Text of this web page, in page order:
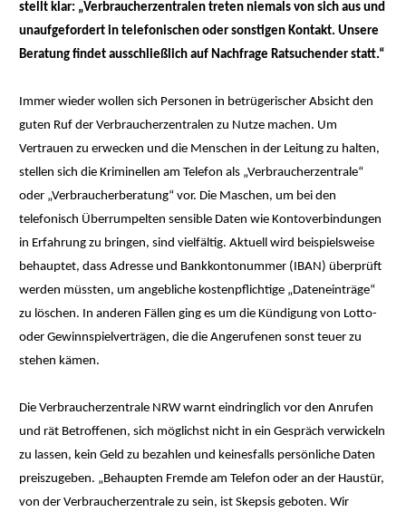
stellt klar: „Verbraucherzentralen treten niemals von sich aus und
unaufgefordert in telefonischen oder sonstigen Kontakt. Unsere
Beratung findet ausschließlich auf Nachfrage Ratsuchender statt.“
Immer wieder wollen sich Personen in betrügerischer Absicht den
guten Ruf der Verbraucherzentralen zu Nutze machen. Um
Vertrauen zu erwecken und die Menschen in der Leitung zu halten,
stellen sich die Kriminellen am Telefon als „Verbraucherzentrale“
oder „Verbraucherberatung“ vor. Die Maschen, um bei den
telefonisch Überrumpelten sensible Daten wie Kontoverbindungen
in Erfahrung zu bringen, sind vielfältig. Aktuell wird beispielsweise
behauptet, dass Adresse und Bankkontonummer (IBAN) überprüft
werden müssten, um angebliche kostenpflichtige „Dateneinträge“
zu löschen. In anderen Fällen ging es um die Kündigung von Lotto-
oder Gewinnspielverträgen, die die Angerufenen sonst teuer zu
stehen kämen.
Die Verbraucherzentrale NRW warnt eindringlich vor den Anrufen
und rät Betroffenen, sich möglichst nicht in ein Gespräch verwickeln
zu lassen, kein Geld zu bezahlen und keinesfalls persönliche Daten
preiszugeben. „Behaupten Fremde am Telefon oder an der Haustür,
von der Verbraucherzentrale zu sein, ist Skepsis geboten. Wir